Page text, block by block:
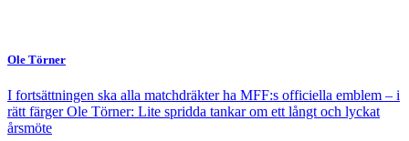
Ole Törner
I fortsättningen ska alla matchdräkter ha MFF:s officiella emblem – i
rätt färgerOle Törner: Lite spridda tankar om ett långt och lyckat
årsmöte